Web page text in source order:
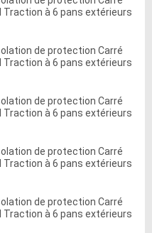
Traction à 6 pans extérieurs
de protection Carré
Traction à 6 pans extérieurs
de protection Carré
Traction à 6 pans extérieurs
de protection Carré
Traction à 6 pans extérieurs
de protection Carré
Traction à 6 pans extérieurs